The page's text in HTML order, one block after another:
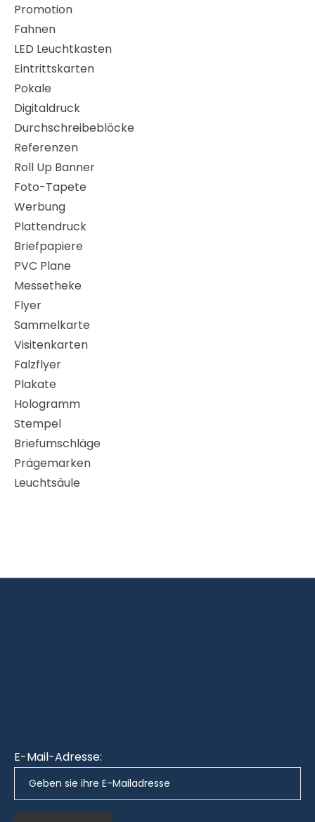
Promotion
Fahnen
LED Leuchtkasten
Eintrittskarten
Pokale
Digitaldruck
Durchschreibeblöcke
Referenzen
Roll Up Banner
Foto-Tapete
Werbung
Plattendruck
Briefpapiere
PVC Plane
Messetheke
Flyer
Sammelkarte
Visitenkarten
Falzflyer
Plakate
Hologramm
Stempel
Briefumschläge
Prägemarken
Leuchtsäule
E-Mail-Adresse: